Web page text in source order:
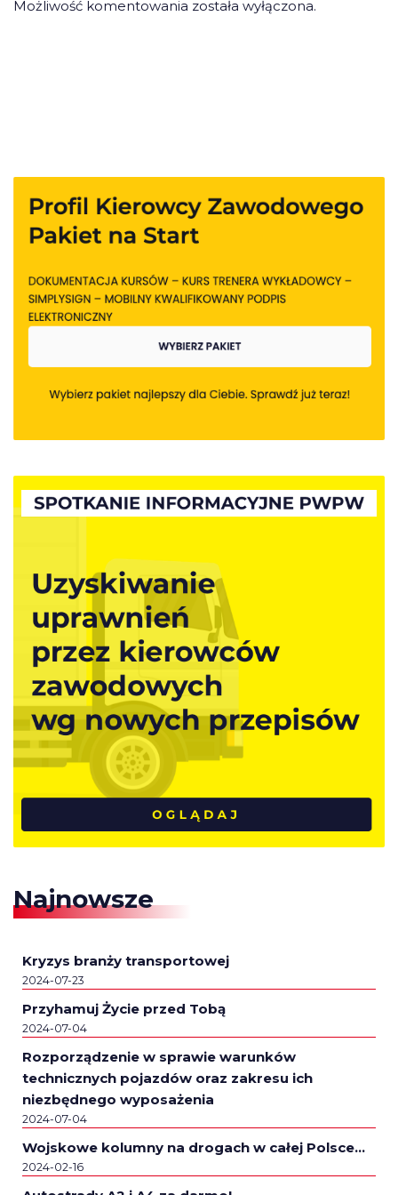
Możliwość komentowania została wyłączona.
Najnowsze
Kryzys branży transportowej
2024-07-23
Przyhamuj Życie przed Tobą
2024-07-04
Rozporządzenie w sprawie warunków
technicznych pojazdów oraz zakresu ich
niezbędnego wyposażenia
2024-07-04
Wojskowe kolumny na drogach w całej Polsce…
2024-02-16